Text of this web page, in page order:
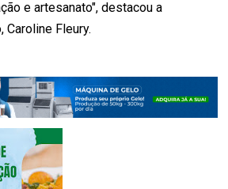
e artesanato", destacou a
Caroline Fleury.